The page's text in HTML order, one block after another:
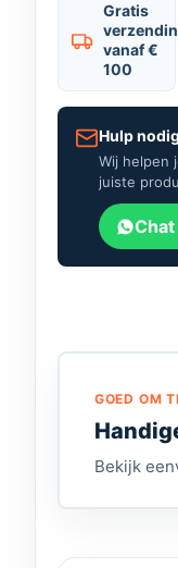
Gratis
vanaf €
100
Hulp
Wij helpen
juiste
GOED OM
Bekijk